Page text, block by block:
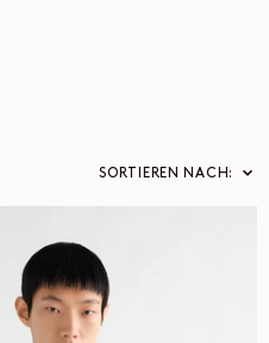
SORTIEREN NACH: